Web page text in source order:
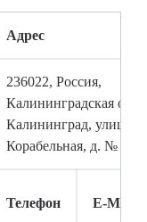
Адрес
236022, Россия,
Калининградская
Калининград, улица
Корабельная, д. № 1
Телефон E-Mail